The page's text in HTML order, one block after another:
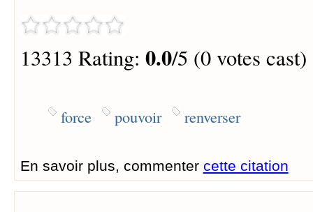
13313 Rating: 0.0/5 (0 votes cast)
force pouvoir renverser
En savoir plus, commenter cette citation